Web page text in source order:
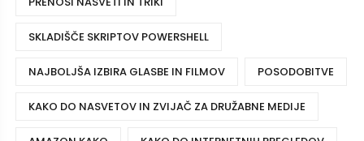
SKLADIŠČE SKRIPTOV POWERSHELL
NAJBOLJŠA IZBIRA GLASBE IN FILMOV POSODOBITVE
KAKO DO NASVETOV IN ZVIJAČ ZA DRUŽABNE MEDIJE